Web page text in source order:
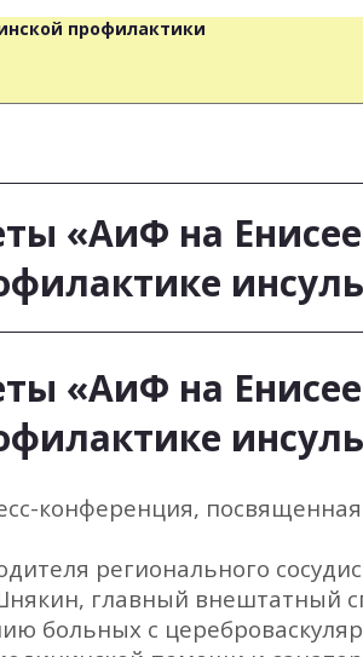
профилактики
«АиФ на
«АиФ на
конференция,
регионального
главный внештатный
больных с